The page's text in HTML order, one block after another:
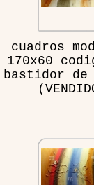
cuadros
170x60
bastidor de